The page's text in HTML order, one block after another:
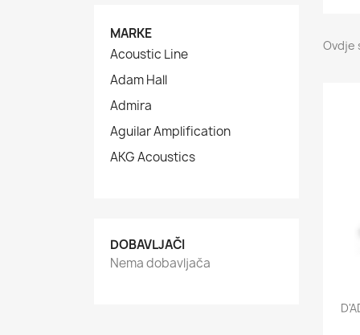
MARKE
Acoustic Line
Adam Hall
Admira
Aguilar Amplification
AKG Acoustics
DOBAVLJAČI
Nema dobavljača
Ovdje